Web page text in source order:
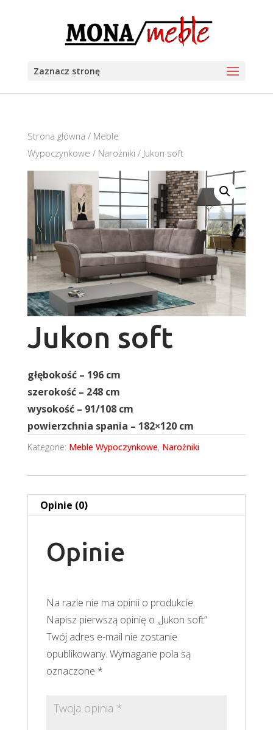
Zaznacz stronę
Strona główna / Meble
Wypoczynkowe / Narożniki / Jukon soft
Jukon soft
głębokość – 196 cm
szerokość – 248 cm
wysokość – 91/108 cm
powierzchnia spania – 182×120 cm
Kategorie: Meble Wypoczynkowe, Narożniki
Opinie (0)
Opinie
Na razie nie ma opinii o produkcie.
Napisz pierwszą opinię o „Jukon soft”
Twój adres e-mail nie zostanie
opublikowany. Wymagane pola są
oznaczone *